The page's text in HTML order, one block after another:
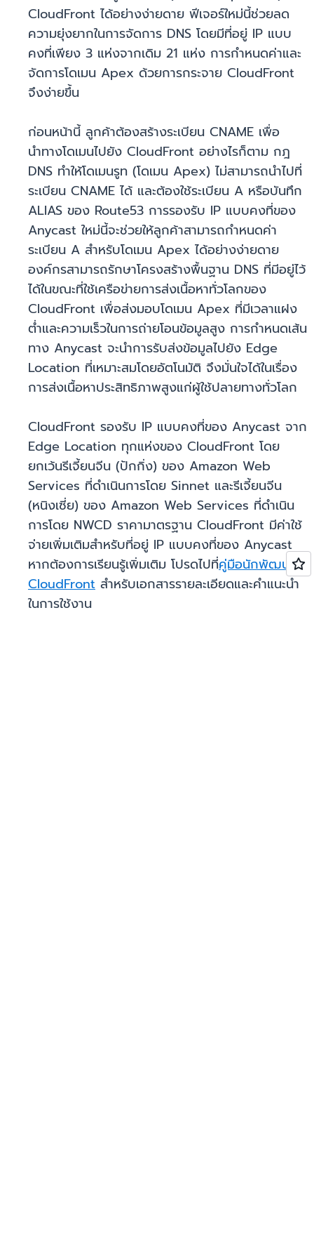
CloudFront ได้อย่างง่ายดาย ฟีเจอร์ใหม่นี้ช่วยลด
ความยุ่งยากในการจัดการ DNS โดยมีที่อยู่ IP แบบ
คงที่เพียง 3 แห่งจากเดิม 21 แห่ง การกำหนดค่าและ
จัดการโดเมน Apex ด้วยการกระจาย CloudFront
จึงง่ายขึ้น
ก่อนหน้านี้ ลูกค้าต้องสร้างระเบียน CNAME เพื่อ
นำทางโดเมนไปยัง CloudFront อย่างไรก็ตาม กฎ
DNS ทำให้โดเมนรูท (โดเมน Apex) ไม่สามารถนำไปที่
ระเบียน CNAME ได้ และต้องใช้ระเบียน A หรือบันทึก
ALIAS ของ Route53 การรองรับ IP แบบคงที่ของ
Anycast ใหม่นี้จะช่วยให้ลูกค้าสามารถกำหนดค่า
ระเบียน A สำหรับโดเมน Apex ได้อย่างง่ายดาย
องค์กรสามารถรักษาโครงสร้างพื้นฐาน DNS ที่มีอยู่ไว้
ได้ในขณะที่ใช้เครือข่ายการส่งเนื้อหาทั่วโลกของ
CloudFront เพื่อส่งมอบโดเมน Apex ที่มีเวลาแฝง
ต่ำและความเร็วในการถ่ายโอนข้อมูลสูง การกำหนดเส้น
ทาง Anycast จะนำการรับส่งข้อมูลไปยัง Edge
Location ที่เหมาะสมโดยอัตโนมัติ จึงมั่นใจได้ในเรื่อง
การส่งเนื้อหาประสิทธิภาพสูงแก่ผู้ใช้ปลายทางทั่วโลก
CloudFront รองรับ IP แบบคงที่ของ Anycast จาก
Edge Location ทุกแห่งของ CloudFront โดย
ยกเว้นรีเจี้ยนจีน (ปักกิ่ง) ของ Amazon Web
Services ที่ดำเนินการโดย Sinnet และรีเจี้ยนจีน
(หนิงเซี่ย) ของ Amazon Web Services ที่ดำเนิน
การโดย NWCD ราคามาตรฐาน CloudFront มีค่าใช้
จ่ายเพิ่มเติมสำหรับที่อยู่ IP แบบคงที่ของ Anycast
หากต้องการเรียนรู้เพิ่มเติม โปรดไปที่คู่มือนักพัฒนา
CloudFront สำหรับเอกสารรายละเอียดและคำแนะนำ
ในการใช้งาน